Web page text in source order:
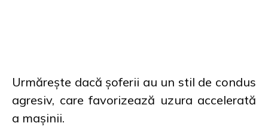
Urmărește dacă șoferii au un stil de condus
agresiv, care favorizează uzura accelerată
a mașinii.